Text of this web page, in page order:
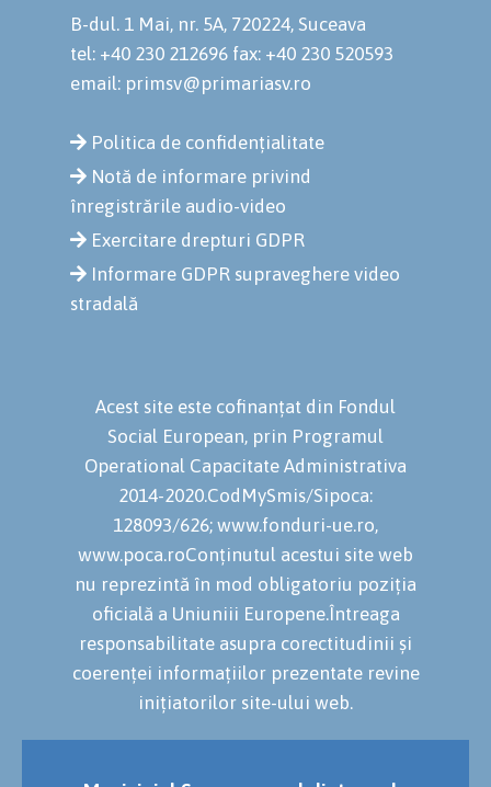
B-dul. 1 Mai, nr. 5A, 720224, Suceava
tel: +40 230 212696 fax: +40 230 520593
email: primsv@primariasv.ro
Politica de confidențialitate
Notă de informare privind
înregistrările audio-video
Exercitare drepturi GDPR
Informare GDPR supraveghere video
stradală
Acest site este cofinanțat din Fondul
Social European, prin Programul
Operational Capacitate Administrativa
2014-2020.CodMySmis/Sipoca:
128093/626; www.fonduri-ue.ro,
www.poca.roConținutul acestui site web
nu reprezintă în mod obligatoriu poziția
oficială a Uniuniii Europene.Întreaga
responsabilitate asupra corectitudinii și
coerenței informațiilor prezentate revine
inițiatorilor site-ului web.